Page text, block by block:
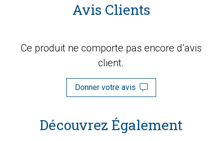
Avis Clients
Ce produit ne comporte pas encore d’avis
client.
Donner votre avis
Découvrez Également